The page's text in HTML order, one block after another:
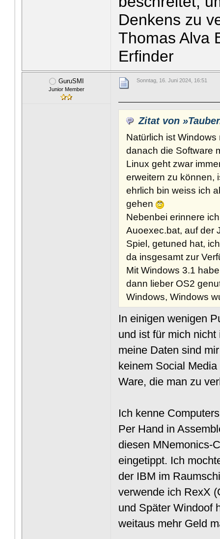
Denkens zu
Thomas Alva
Erfinder
GuruSMI
Junior Member
Sonntag, 16. Juni 2024, 16:51
Zitat von
Natürlich ist
danach die Software
Linux geht zwar
erweitern zu können,
ehrlich bin weiss ich
gehen
Nebenbei erinnere
Auoexec.bat, auf der
Spiel, getuned hat,
da insgesamt zur
Mit Windows 3.1
dann lieber OS2
Windows, Windows
In einigen wenigen
und ist für mich
meine Daten sind
keinem Social
Ware, die man zu
Ich kenne
Per Hand in
diesen MNemonics-
eingetippt. Ich
der IBM im
verwende ich RexX
und Später Windoof
weitaus mehr Geld